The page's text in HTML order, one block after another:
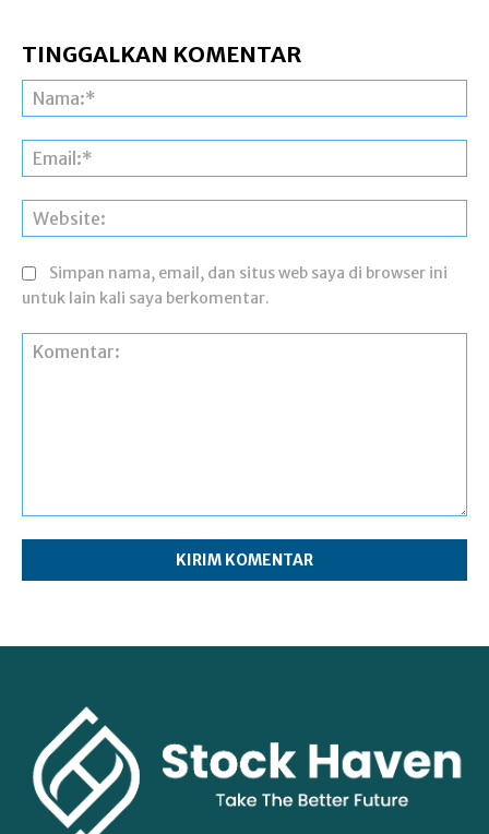
TINGGALKAN KOMENTAR
Simpan nama, email, dan situs web saya di browser ini
untuk lain kali saya berkomentar.